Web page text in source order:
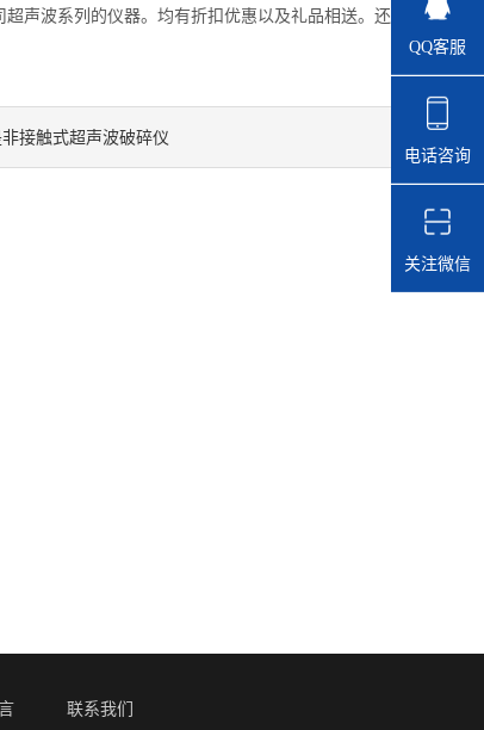
声波系列的仪器。均有折扣优惠以及礼品相送。还
接触式超声波破碎仪
联系我们
QQ客服
电话咨询
关注微信